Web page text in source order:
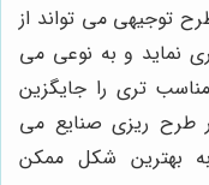
توجیهی می تواند از
نماید و به نوعی می
تری را جایگزین
طرح ریزی صنایع می
به بهترین شکل ممکن